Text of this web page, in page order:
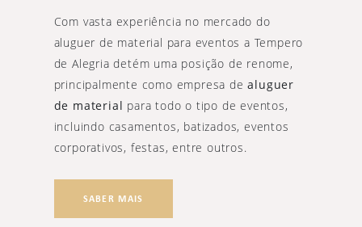
Com vasta experiência no mercado do
aluguer de material para eventos a Tempero
de Alegria detém uma posição de renome,
principalmente como empresa dealuguer
de material para todo o tipo de eventos,
incluindo casamentos, batizados, eventos
corporativos, festas, entre outros.
SABER MAIS